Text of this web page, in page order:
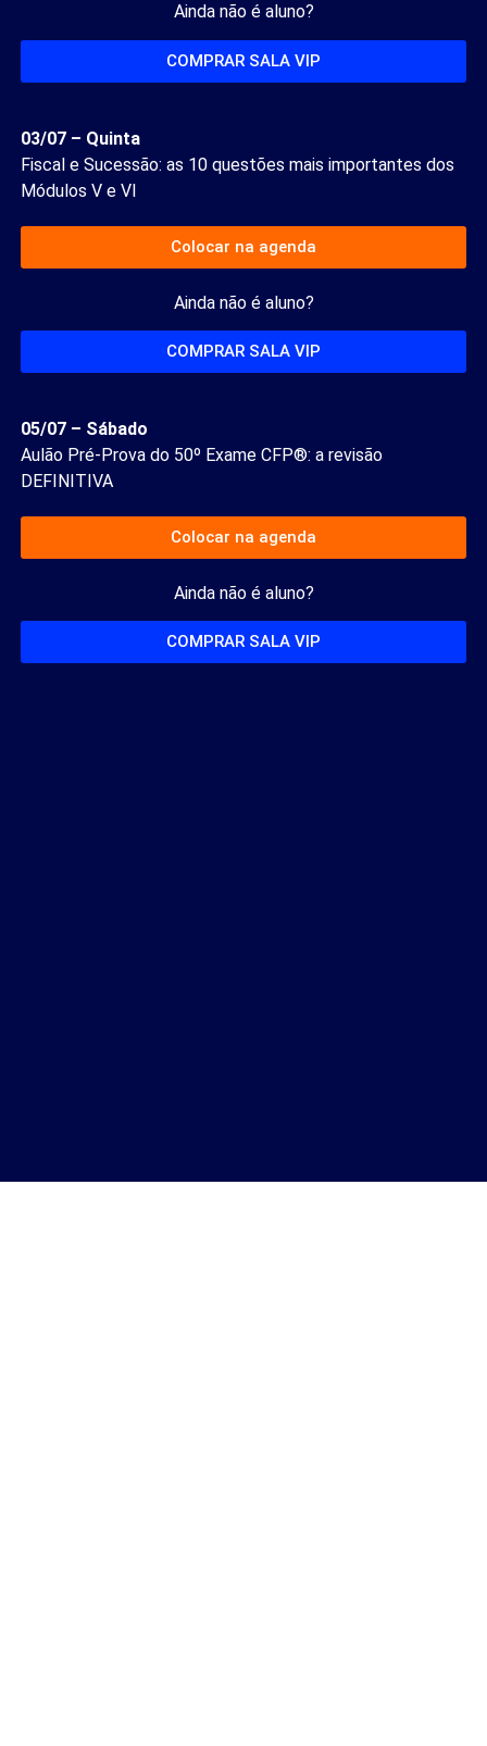
Ainda não é aluno?
COMPRAR SALA VIP
03/07 – Quinta
Fiscal e Sucessão: as 10 questões mais importantes dos
Módulos V e VI
Colocar na agenda
Ainda não é aluno?
COMPRAR SALA VIP
05/07 – Sábado
Aulão Pré-Prova do 50º Exame CFP®: a revisão
DEFINITIVA
Colocar na agenda
Ainda não é aluno?
COMPRAR SALA VIP